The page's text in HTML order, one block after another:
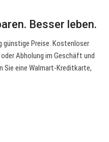
Besser leben.
günstige Preise. Kostenloser
Abholung im Geschäft und
Sie eine Walmart-Kreditkarte,